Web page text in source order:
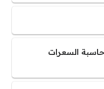
السعرات